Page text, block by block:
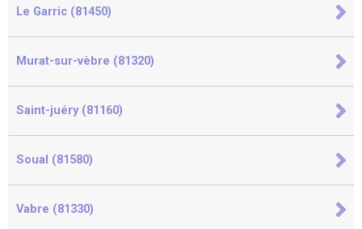
Le Garric (81450)
Murat-sur-vèbre (81320)
Saint-juéry (81160)
Soual (81580)
Vabre (81330)